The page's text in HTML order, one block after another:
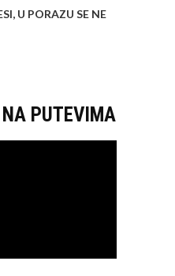
U PORAZU SE NE
PUTEVIMA